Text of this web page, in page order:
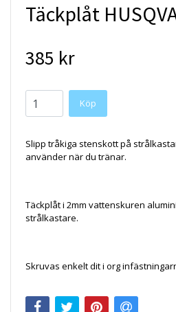
Täckplåt
385 kr
Köp
Slipp tråkiga stenskott på
använder när du tränar.
Täckplåt i 2mm vattenskuren
strålkastare.
Skruvas enkelt dit i org